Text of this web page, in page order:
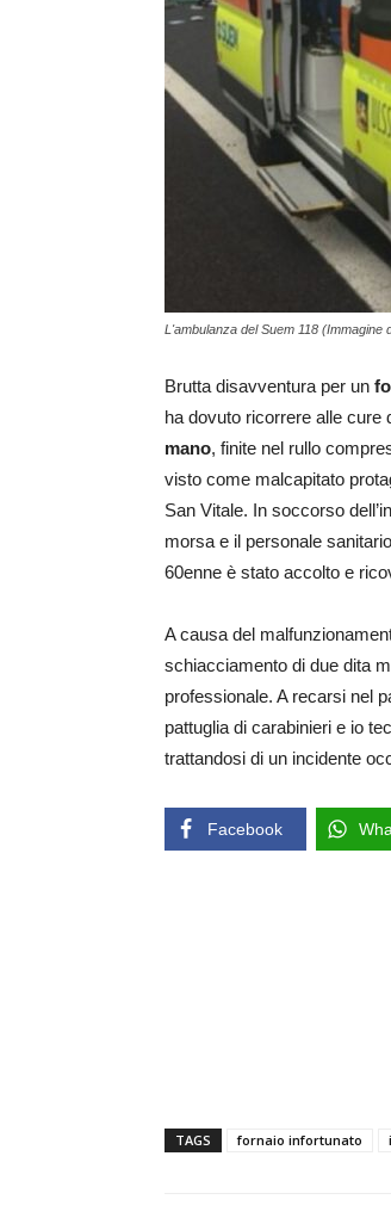
L'ambulanza del Suem 118 (Immagine
Brutta disavventura per un
ha dovuto ricorrere alle cure
mano, finite nel rullo
visto come malcapitato
San Vitale. In soccorso
morsa e il personale
60enne è stato accolto e
A causa del
schiacciamento di due dita
professionale. A recarsi nel
pattuglia di carabinieri e io
trattandosi di un incidente
Facebook
TAGS fornaio infortunato